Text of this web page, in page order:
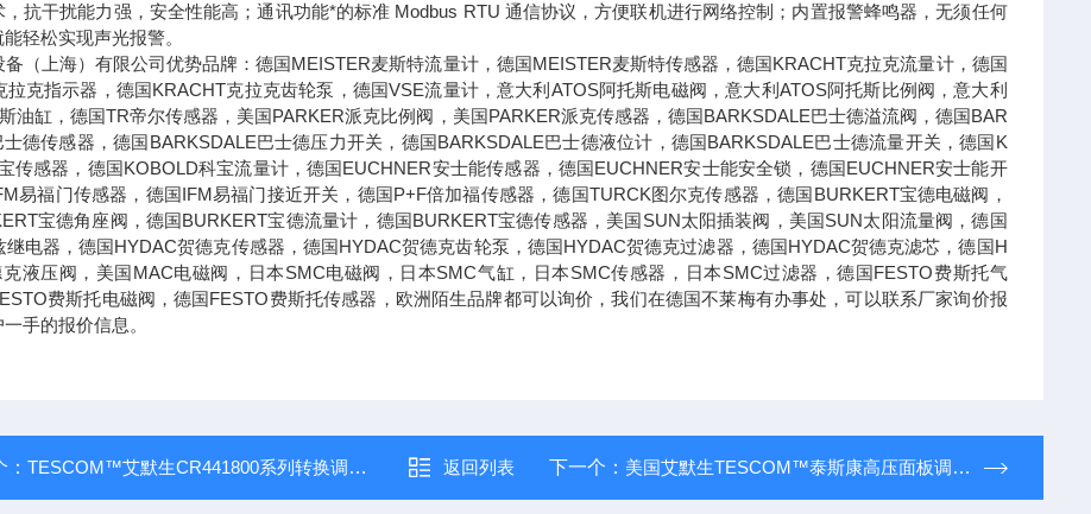
，抗干扰能力强，安全性能高；通讯功能*的标准 Modbus RTU 通信协议，方便联机进行网络控制；内置报警蜂鸣器，无须任何
轻松实现声光报警。
备（上海）有限公司优势品牌：德国MEISTER麦斯特流量计，德国MEISTER麦斯特传感器，德国KRACHT克拉克流量计，德国
拉克指示器，德国KRACHT克拉克齿轮泵，德国VSE流量计，意大利ATOS阿托斯电磁阀，意大利ATOS阿托斯比例阀，意大利
油缸，德国TR帝尔传感器，美国PARKER派克比例阀，美国PARKER派克传感器，德国BARKSDALE巴士德溢流阀，德国BAR
士德传感器，德国BARKSDALE巴士德压力开关，德国BARKSDALE巴士德液位计，德国BARKSDALE巴士德流量开关，德国K
传感器，德国KOBOLD科宝流量计，德国EUCHNER安士能传感器，德国EUCHNER安士能安全锁，德国EUCHNER安士能开
易福门传感器，德国IFM易福门接近开关，德国P+F倍加福传感器，德国TURCK图尔克传感器，德国BURKERT宝德电磁阀，
宝德角座阀，德国BURKERT宝德流量计，德国BURKERT宝德传感器，美国SUN太阳插装阀，美国SUN太阳流量阀，德国
继电器，德国HYDAC贺德克传感器，德国HYDAC贺德克齿轮泵，德国HYDAC贺德克过滤器，德国HYDAC贺德克滤芯，德国H
液压阀，美国MAC电磁阀，日本SMC电磁阀，日本SMC气缸，日本SMC传感器，日本SMC过滤器，德国FESTO费斯托气
费斯托电磁阀，德国FESTO费斯托传感器，欧洲陌生品牌都可以询价，我们在德国不莱梅有办事处，可以联系厂家询价报
手的报价信息。
：TESCOM™艾默生CR441800系列转换调压器 返回列表 下一个： 美国艾默生TESCOM™泰斯康高压面板调压器